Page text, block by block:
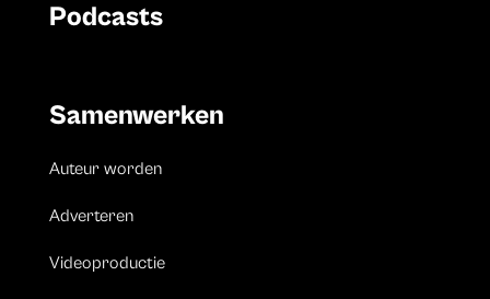
Podcasts
Samenwerken
Auteur worden
Adverteren
Videoproductie